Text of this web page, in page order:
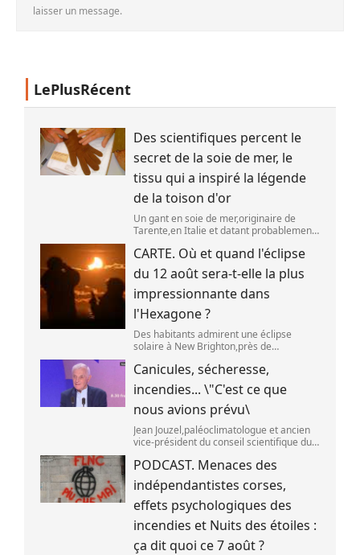
laisser un message.
LePlusRécent
Des scientifiques percent le
secret de la soie de mer, le
tissu qui a inspiré la légende
de la toison d'or
Un gant en soie de mer,originaire de
Tarente,en Italie et datant probablement
JOHN HILL)
CARTE. Où et quand l'éclipse
du 12 août sera-t-elle la plus
impressionnante dans
l'Hexagone ?
Des habitants admirent une éclipse
solaire à New Brighton,près de
septembre 2025. (SANKA VIDANAGAMA )
Canicules, sécheresse,
incendies... \"C'est ce que
nous avions prévu\
Jean Jouzel,paléoclimatologue et ancien
vice-président du conseil scientifique du
(FRANCEINFO / RADIO FRANCE)
PODCAST. Menaces des
indépendantistes corses,
effets psychologiques des
incendies et Nuits des étoiles :
ça dit quoi ce 7 août ?